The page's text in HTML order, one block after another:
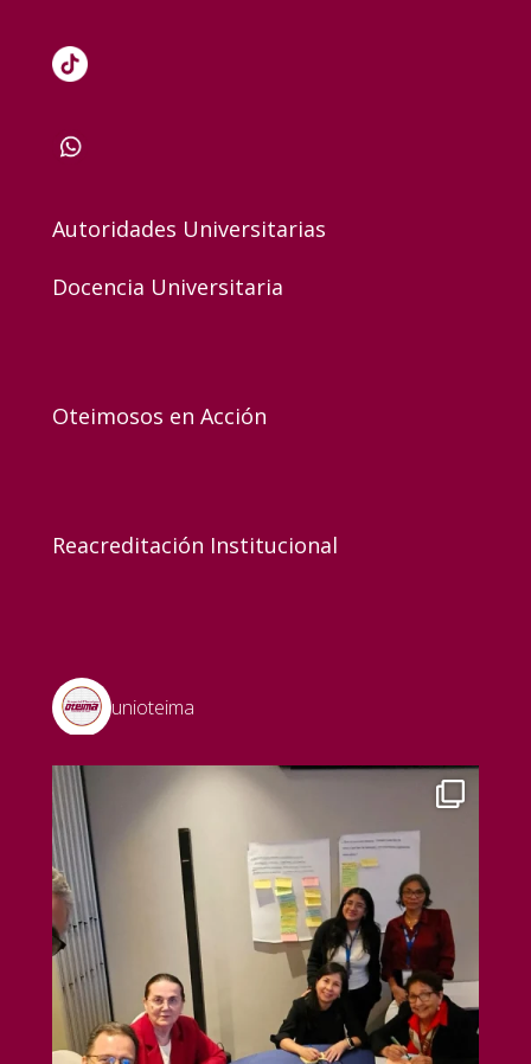
Autoridades Universitarias
Docencia Universitaria
Oteimosos en Acción
Reacreditación Institucional
unioteima